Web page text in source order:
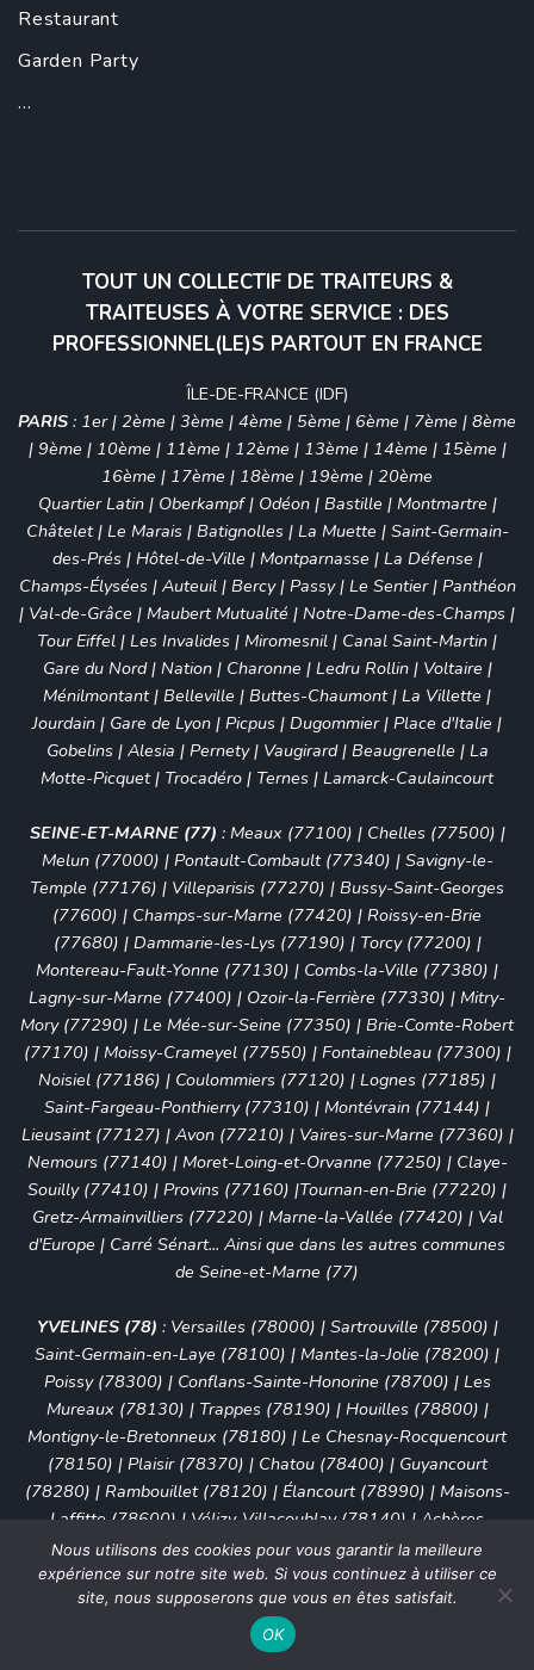
Restaurant
Garden Party
...
TOUT UN COLLECTIF DE TRAITEURS &
TRAITEUSES À VOTRE SERVICE : DES
PROFESSIONNEL(LE)S PARTOUT EN FRANCE
ÎLE-DE-FRANCE (IDF)
PARIS : 1er| 2ème | 3ème | 4ème | 5ème | 6ème | 7ème | 8ème
| 9ème | 10ème | 11ème | 12ème | 13ème | 14ème | 15ème |
16ème | 17ème | 18ème | 19ème | 20ème
Quartier Latin| Oberkampf| Odéon| Bastille | Montmartre |
Châtelet| Le Marais| Batignolles| La Muette | Saint-Germain-
des-Prés| Hôtel-de-Ville | Montparnasse | La Défense |
Champs-Élysées| Auteuil| Bercy| Passy| Le Sentier| Panthéon
| Val-de-Grâce | Maubert Mutualité | Notre-Dame-des-Champs |
Tour Eiffel | Les Invalides | Miromesnil | Canal Saint-Martin |
Gare du Nord| Nation| Charonne | Ledru Rollin| Voltaire |
Ménilmontant| Belleville | Buttes-Chaumont| La Villette |
Jourdain | Gare de Lyon | Picpus | Dugommier| Place d'Italie |
Gobelins| Alesia | Pernety| Vaugirard| Beaugrenelle | La
Motte-Picquet| Trocadéro | Ternes | Lamarck-Caulaincourt
SEINE-ET-MARNE (77) : Meaux (77100) | Chelles (77500) |
Melun (77000) | Pontault-Combault (77340) | Savigny-le-
Temple (77176) | Villeparisis (77270) | Bussy-Saint-Georges
(77600) | Champs-sur-Marne (77420) | Roissy-en-Brie
(77680) | Dammarie-les-Lys (77190) | Torcy (77200) |
Montereau-Fault-Yonne (77130) | Combs-la-Ville (77380) |
Lagny-sur-Marne (77400) | Ozoir-la-Ferrière (77330) | Mitry-
Mory (77290) | Le Mée-sur-Seine (77350) | Brie-Comte-Robert
(77170) | Moissy-Crameyel (77550) | Fontainebleau (77300) |
Noisiel (77186) | Coulommiers (77120) | Lognes (77185) |
Saint-Fargeau-Ponthierry (77310) | Montévrain (77144) |
Lieusaint (77127) | Avon (77210) | Vaires-sur-Marne (77360) |
Nemours (77140) | Moret-Loing-et-Orvanne (77250) | Claye-
Souilly (77410) | Provins (77160) |Tournan-en-Brie (77220) |
Gretz-Armainvilliers (77220) | Marne-la-Vallée (77420) | Val
d'Europe | Carré Sénart... Ainsi que dans les autres communes
de Seine-et-Marne (77)
YVELINES (78) : Versailles (78000) | Sartrouville (78500) |
Saint-Germain-en-Laye (78100) | Mantes-la-Jolie (78200) |
Poissy (78300) | Conflans-Sainte-Honorine (78700) | Les
Mureaux (78130) | Trappes (78190) | Houilles (78800) |
Montigny-le-Bretonneux (78180) | Le Chesnay-Rocquencourt
(78150) | Plaisir (78370) | Chatou (78400) | Guyancourt
(78280) | Rambouillet (78120) | Élancourt (78990) | Maisons-
Laffitte (78600) | Vélizy-Villacoublay (78140) | Achères
(78260)|Mantes-la-Ville (78711)|Saint-Cyr-l'École (78210)
La Celle-Saint-Cloud (78170)| Maurepas (78310)|Carrières-
sous-Poissy (78955)|Les Clayes-sous-Bois (78340)|
Limay
|Marly-le-Roi (78160)
Le Pecq (78230)
Nous utilisons des cookies pour vous garantir la meilleure
expérience sur notre site web. Si vous continuez à utiliser ce
site, nous supposerons que vous en êtes satisfait.
OK